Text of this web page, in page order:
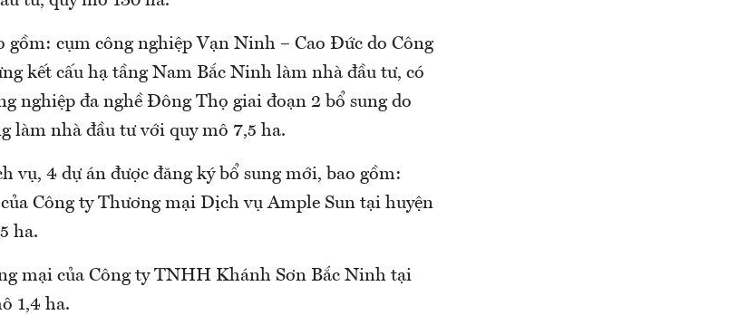
gồm: cụm công nghiệp Vạn Ninh – Cao Đức do Công
kết cấu hạ tầng Nam Bắc Ninh làm nhà đầu tư, có
nghiệp đa nghề Đông Thọ giai đoạn 2 bổ sung do
làm nhà đầu tư với quy mô 7,5 ha.
vụ, 4 dự án được đăng ký bổ sung mới, bao gồm:
Công ty Thương mại Dịch vụ Ample Sun tại huyện
ha.
mại của Công ty TNHH Khánh Sơn Bắc Ninh tại
1,4 ha.